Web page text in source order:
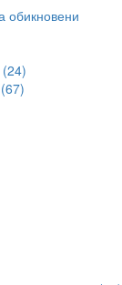
обикновени
(24)